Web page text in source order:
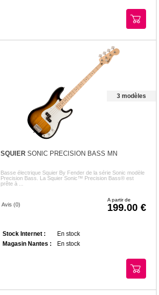
3 modèles
SQUIER SONIC PRECISION BASS MN
Basse électrique Squier By Fender de la série Sonic modèle
Precision Bass. La Squier Sonic™ Precision Bass® est
prête à ...
Avis (0)
A partir de
199.00
Stock Internet :
En stock
Magasin Nantes :
En stock